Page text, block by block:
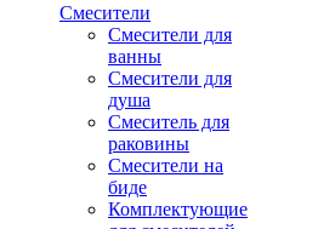
Смесители
Смесители для
ванны
Смесители для
душа
Смеситель для
раковины
Смесители на
биде
Комплектующие